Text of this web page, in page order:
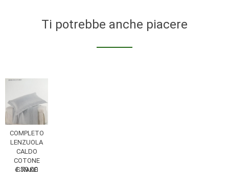
Ti potrebbe anche piacere
COMPLETO
LENZUOLA
CALDO
COTONE
SNAKE
€ 79,00